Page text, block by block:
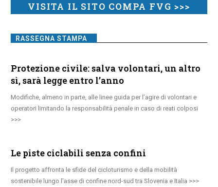
VISITA IL SITO COMPA FVG >>>
RASSEGNA STAMPA
Protezione civile: salva volontari, un altro
sì, sarà legge entro l’anno
Modifiche, almeno in parte, alle linee guida per l’agire di volontari e
operatori limitando la responsabilità penale in caso di reati colposi
Le piste ciclabili senza confini
Il progetto affronta le sfide del cicloturismo e della mobilità
sostenibile lungo l’asse di confine nord-sud tra Slovenia e Italia